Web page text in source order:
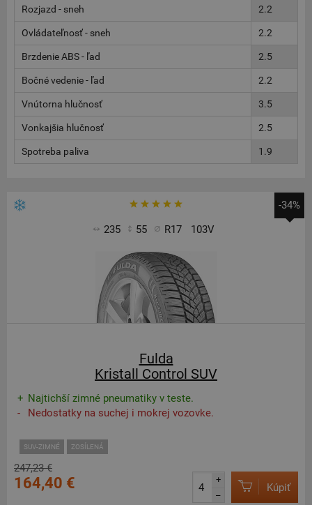
Rozjazd - sneh 2.2
Ovládateľnosť - sneh 2.2
Brzdenie ABS - ľad 2.5
Bočné vedenie - ľad 2.2
Vnútorna hlučnosť 3.5
Vonkajšia hlučnosť 2.5
Spotreba paliva 1.9
235 55 R17 103V
-34%
Fulda
Kristall Control SUV
Najtichší zimné pneumatiky v teste.
Nedostatky na suchej i mokrej vozovke.
SUV-ZIMNÉ ZOSÍLENÁ
247,23 €
164,40 €
+
–
Kúpiť